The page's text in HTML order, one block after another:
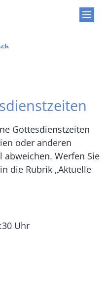
Gottesdienstzeiten
oder anderen
abweichen. Werfen Sie
die Rubrik „Aktuelle
Uhr